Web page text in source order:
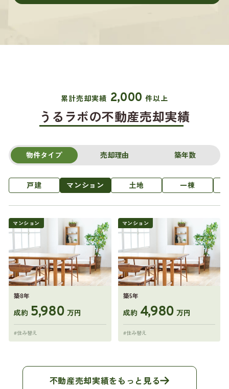
累計売却実績 2,000 件以上
うるラボの不動産売却実績
物件タイプ 売却理由 築年数
戸建 マンション 土地 一棟
マンション
築8年
成約 5,980 万円
#住み替え
マンション
築5年
成約 4,980 万円
#住み替え
不動産売却実績をもっと見る